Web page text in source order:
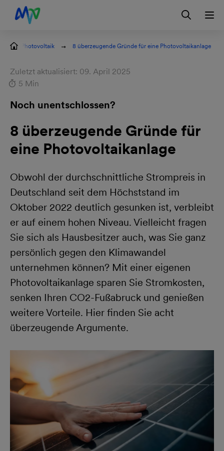
Zur Hauptnavigation springen
Zur Servicelasche springen
Zum Hauptinhalt springen
Zur Footernavigation springen
Login
Photovoltaik 8 überzeugende Gründe für eine Photovoltaikanlage
Zuletzt aktualisiert: 09. April 2025
5 Min
Noch unentschlossen?
8 überzeugende Gründe für
eine Photovoltaikanlage
Obwohl der durchschnittliche Strompreis in
Deutschland seit dem Höchststand im
Oktober 2022 deutlich gesunken ist, verbleibt
er auf einem hohen Niveau. Vielleicht fragen
Sie sich als Hausbesitzer auch, was Sie ganz
persönlich gegen den Klimawandel
unternehmen können? Mit einer eigenen
Photovoltaikanlage sparen Sie Stromkosten,
senken Ihren CO2-Fußabruck und genießen
weitere Vorteile. Hier finden Sie acht
überzeugende Argumente.